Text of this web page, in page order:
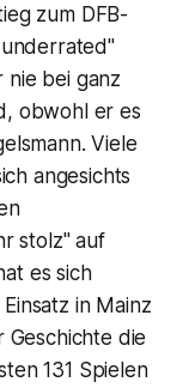
zum DFB-
bei ganz
obwohl er es
Viele
angesichts
stolz" auf
es sich
in Mainz
Geschichte die
131 Spielen